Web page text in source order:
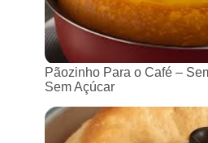
Pãozinho Para o Café –
Sem Açúcar